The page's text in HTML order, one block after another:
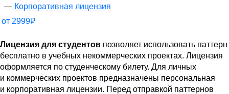
Корпоративная лицензия
от 2999₽
Лицензия для студентов позволяет использовать паттерн
бесплатно в учебных некоммерческих проектах. Лицензия
оформляется по студенческому билету. Для личных
и коммерческих проектов предназначены персональная
и корпоративная лицензии. Перед отправкой паттернов